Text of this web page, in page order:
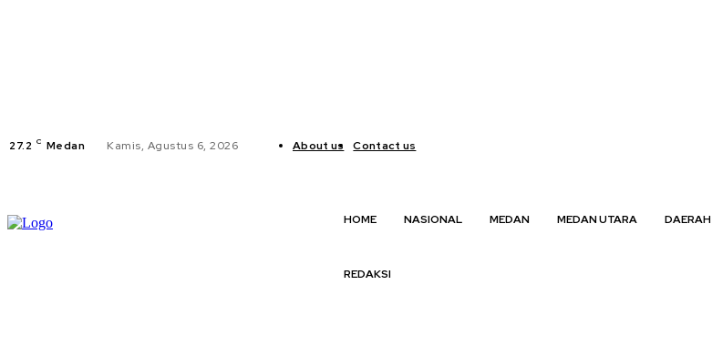
27.2 C Medan Kamis, Agustus 6, 2026 About us Contact us
HOME NASIONAL MEDAN MEDAN UTARA DAERAH
REDAKSI